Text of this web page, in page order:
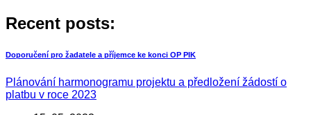
Recent posts:
Doporučení pro žadatele a příjemce ke konci OP PIK
Plánování harmonogramu projektu a předložení žádostí o
platbu v roce 2023